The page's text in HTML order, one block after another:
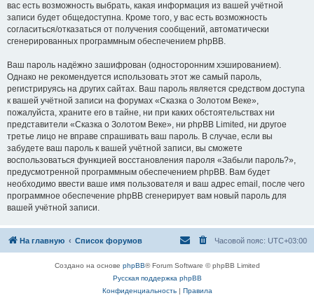
вас есть возможность выбрать, какая информация из вашей учётной
записи будет общедоступна. Кроме того, у вас есть возможность
согласиться/отказаться от получения сообщений, автоматически
сгенерированных программным обеспечением phpBB.
Ваш пароль надёжно зашифрован (односторонним хэшированием).
Однако не рекомендуется использовать этот же самый пароль,
регистрируясь на других сайтах. Ваш пароль является средством доступа
к вашей учётной записи на форумах «Сказка о Золотом Веке»,
пожалуйста, храните его в тайне, ни при каких обстоятельствах ни
представители «Сказка о Золотом Веке», ни phpBB Limited, ни другое
третье лицо не вправе спрашивать ваш пароль. В случае, если вы
забудете ваш пароль к вашей учётной записи, вы сможете
воспользоваться функцией восстановления пароля «Забыли пароль?»,
предусмотренной программным обеспечением phpBB. Вам будет
необходимо ввести ваше имя пользователя и ваш адрес email, после чего
программное обеспечение phpBB сгенерирует вам новый пароль для
вашей учётной записи.
На главную Список форумов Часовой пояс: UTC+03:00
Создано на основе phpBB® Forum Software © phpBB Limited
Русская поддержка phpBB
Конфиденциальность| Правила